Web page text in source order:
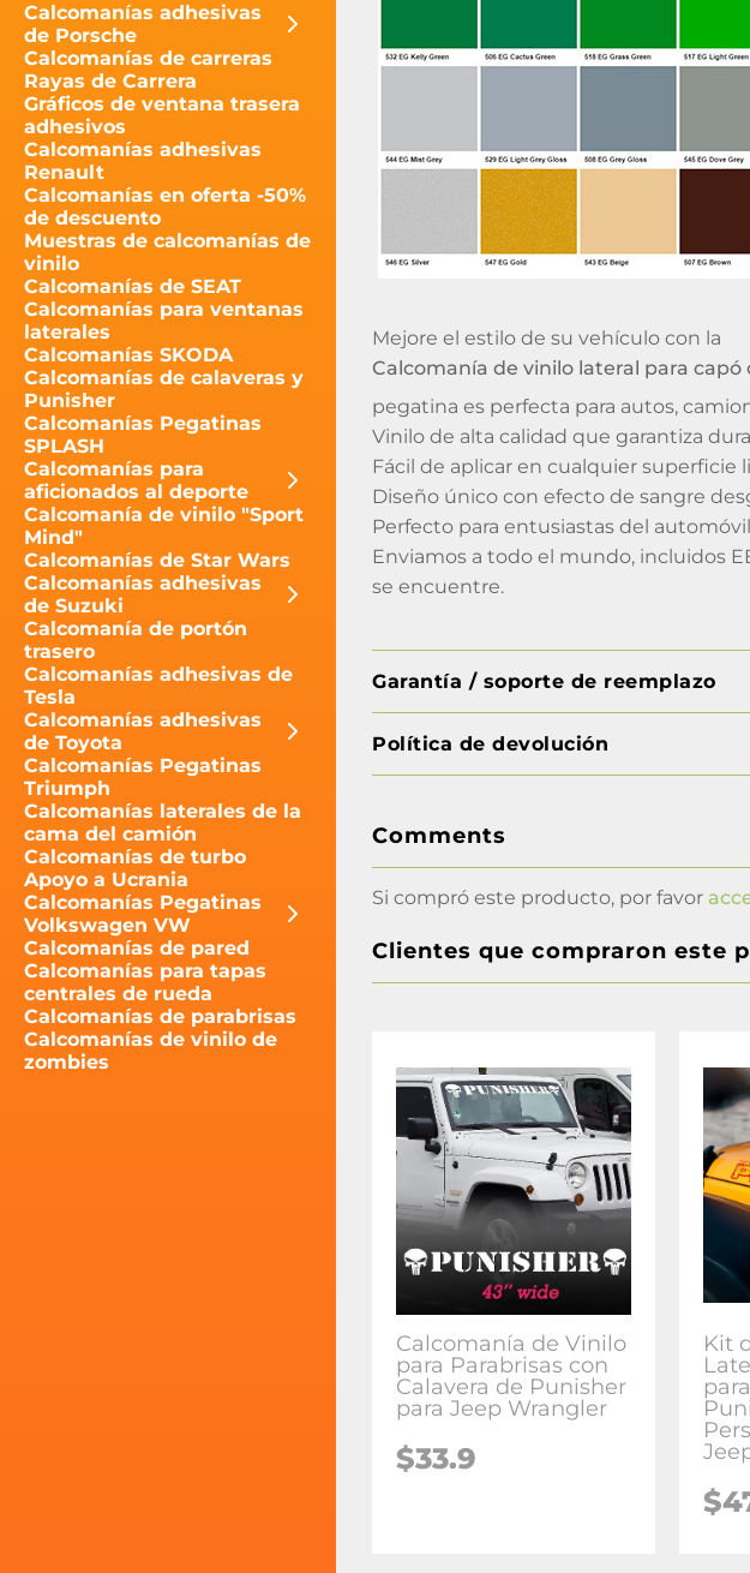
Calcomanías adhesivas
de Porsche
Calcomanías de carreras
Rayas de Carrera
Gráficos de ventana trasera
adhesivos
Calcomanías adhesivas
Renault
Calcomanías en oferta -50%
de descuento
Muestras de calcomanías de
vinilo
Calcomanías de SEAT
Calcomanías para ventanas
laterales
Calcomanías SKODA
Calcomanías de calaveras y
Punisher
Calcomanías Pegatinas
SPLASH
Calcomanías para
aficionados al deporte
Calcomanía de vinilo "Sport
Mind"
Calcomanías de Star Wars
Calcomanías adhesivas
de Suzuki
Calcomanía de portón
trasero
Calcomanías adhesivas de
Tesla
Calcomanías adhesivas
de Toyota
Calcomanías Pegatinas
Triumph
Calcomanías laterales de la
cama del camión
Calcomanías de turbo
Apoyo a Ucrania
Calcomanías Pegatinas
Volkswagen VW
Calcomanías de pared
Calcomanías para tapas
centrales de rueda
Calcomanías de parabrisas
Calcomanías de vinilo de
zombies
Mejore el estilo de su vehículo con la
Calcomanía de vinilo lateral para
pegatina es perfecta para autos,
Vinilo de alta calidad que garantiza
Fácil de aplicar en cualquier superficie
Diseño único con efecto de sangre
Perfecto para entusiastas del
Enviamos a todo el mundo, incluidos
se encuentre.
Garantía / soporte de reemplazo
Política de devolución
Comments
Si compró este producto, por favor
Clientes que compraron este
Calcomanía de Vinilo
para Parabrisas con
Calavera de Punisher
para Jeep Wrangler
$33.9
Kit